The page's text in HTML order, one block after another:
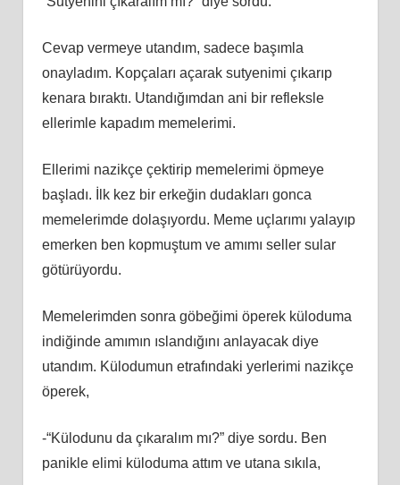
Cevap vermeye utandım, sadece başımla
onayladım. Kopçaları açarak sutyenimi çıkarıp
kenara bıraktı. Utandığımdan ani bir refleksle
ellerimle kapadım memelerimi.
Ellerimi nazikçe çektirip memelerimi öpmeye
başladı. İlk kez bir erkeğin dudakları gonca
memelerimde dolaşıyordu. Meme uçlarımı yalayıp
emerken ben kopmuştum ve amımı seller sular
götürüyordu.
Memelerimden sonra göbeğimi öperek küloduma
indiğinde amımın ıslandığını anlayacak diye
utandım. Külodumun etrafındaki yerlerimi nazikçe
öperek,
-“Külodunu da çıkaralım mı?” diye sordu. Ben
panikle elimi küloduma attım ve utana sıkıla,